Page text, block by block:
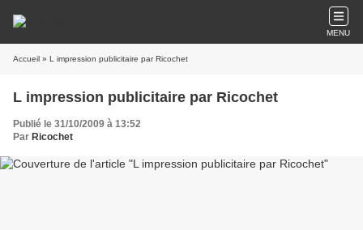
MENU
Accueil » L impression publicitaire par Ricochet
L impression publicitaire par Ricochet
Publié le 31/10/2009 à 13:52
Par Ricochet